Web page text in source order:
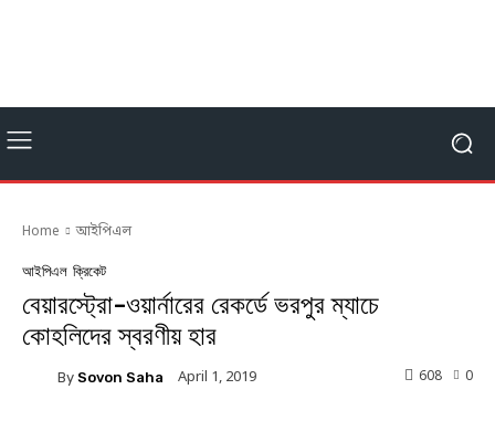
Home আইপিএল
আইপিএল ক্রিকেট
বেয়ারস্ট্রো-ওয়ার্নারের রেকর্ডে ভরপুর ম্যাচে
কোহলিদের স্বরণীয় হার
By Sovon Saha April 1, 2019 0
608